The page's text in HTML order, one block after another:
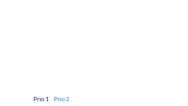
Prio 1 Prio 2